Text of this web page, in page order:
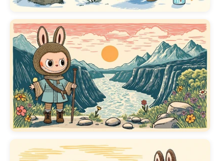
de Pantalla de Labubu para PC
para Gamersy deja que la
juguetona de Labubu ilumine tu
día.